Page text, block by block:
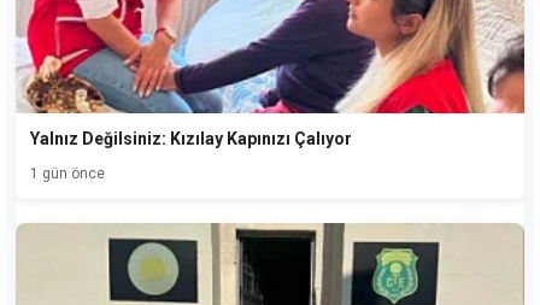
Yalnız Değilsiniz: Kızılay Kapınızı Çalıyor
1 gün önce